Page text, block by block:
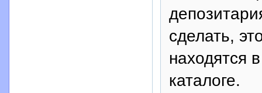
сделать,
находятся
каталоге.